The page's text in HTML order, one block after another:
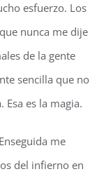
esfuerzo. Los
nunca me dije
de la gente
sencilla que no
es la magia.
me
del infierno en